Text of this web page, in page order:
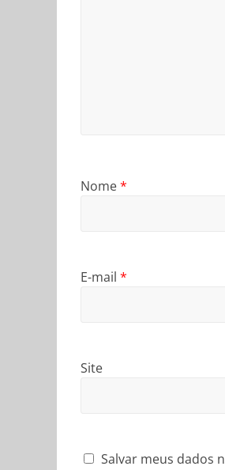
Nome*
E-mail *
Site
Salvar meus dados